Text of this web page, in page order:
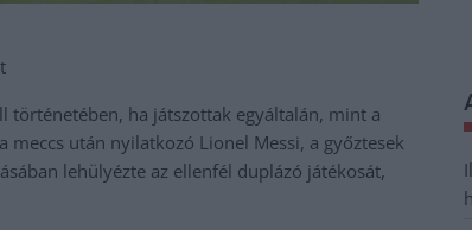
történetében, ha játszottak egyáltalán, mint a
után nyilatkozó Lionel Messi, a győztesek
lehülyézte az ellenfél duplázó játékosát,